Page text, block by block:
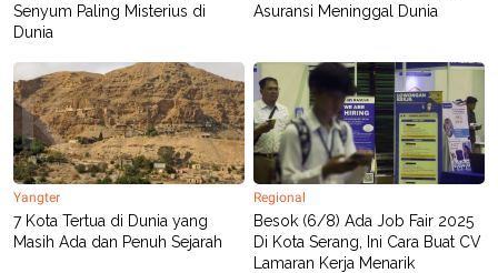
Senyum Paling Misterius di
Dunia
Asuransi Meninggal Dunia
Yangter
7 Kota Tertua di Dunia yang
Masih Ada dan Penuh Sejarah
Regional
Besok (6/8) Ada Job Fair 2025
Di Kota Serang, Ini Cara Buat CV
Lamaran Kerja Menarik